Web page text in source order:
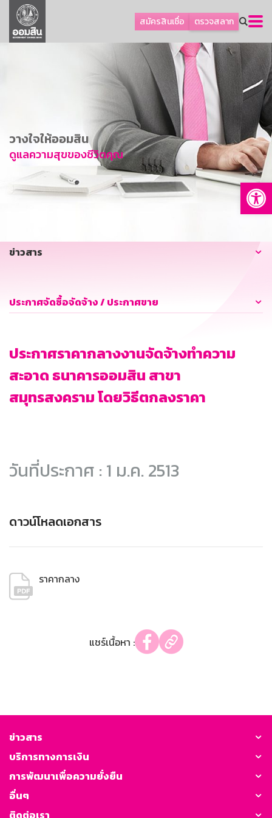
สมัครสินเชื่อ ตรวจสลาก
ลูกค้าธุรกิจ
ลูกค้าผู้ประกอบรายย่อย
การพัฒนาที่ยั่งยืน
ข่าวสาร
บริการทางการเงิน
อื่นๆ
วางใจให้ออมสิน
ดูแลความสุขของชีวิตคุณ
ข่าวสาร
ประกาศจัดซื้อจัดจ้าง / ประกาศขาย
ประกาศราคากลางงานจัดจ้างทำความ
สะอาด ธนาคารออมสิน สาขา
สมุทรสงคราม โดยวิธีตกลงราคา
วันที่ประกาศ : 1 ม.ค. 2513
ดาวน์โหลดเอกสาร
ราคากลาง
แชร์เนื้อหา :
ข่าวสาร
บริการทางการเงิน
การพัฒนาเพื่อความยั่งยืน
อื่นๆ